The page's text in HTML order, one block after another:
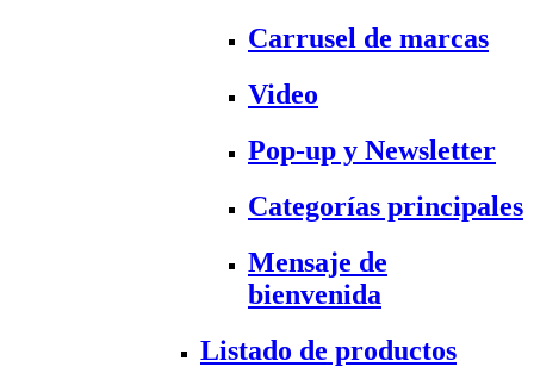
Carrusel de marcas
Video
Pop-up y Newsletter
Categorías principales
Mensaje de
bienvenida
Listado de productos